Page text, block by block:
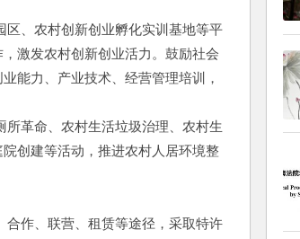
、农村创新创业孵化实训基地等平
激发农村创新创业活力。鼓励社会
能力、产业技术、经营管理培训，
革命、农村生活垃圾治理、农村生
创建等活动，推进农村人居环境整
作、联营、租赁等途径，采取特许